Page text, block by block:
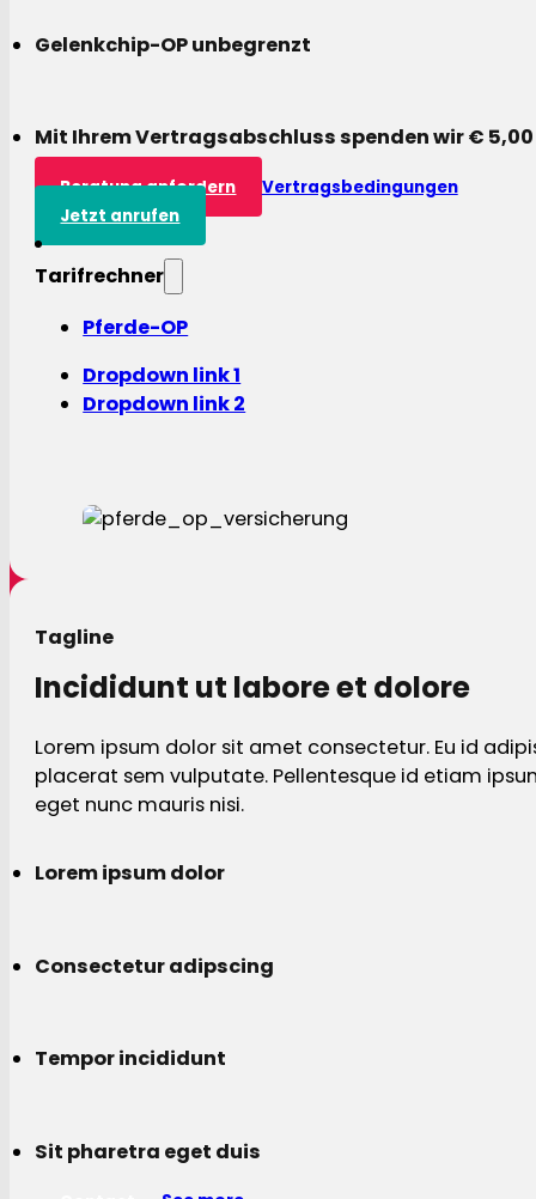
Gelenkchip-OP unbegrenzt
Mit Ihrem Vertragsabschluss spenden wir €
Beratung anfordern
Vertragsbedingungen
Jetzt anrufen
Tarifrechner
Pferde-OP
Dropdown link 1
Dropdown link 2
Tagline
Incididunt ut labore et dolore
Lorem ipsum dolor sit amet consectetur. Eu id
placerat sem vulputate. Pellentesque id etiam
eget nunc mauris nisi.
Lorem ipsum dolor
Consectetur adipscing
Tempor incididunt
Sit pharetra eget duis